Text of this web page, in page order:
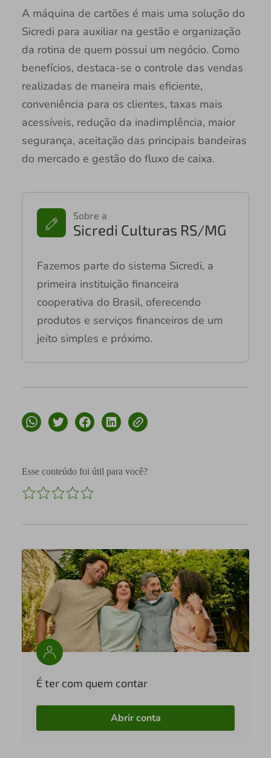
A máquina de cartões é mais uma solução do
Sicredi para auxiliar na gestão e organização
da rotina de quem possui um negócio. Como
benefícios, destaca-se o controle das vendas
realizadas de maneira mais eficiente,
conveniência para os clientes, taxas mais
acessíveis, redução da inadimplência, maior
segurança, aceitação das principais bandeiras
do mercado e gestão do fluxo de caixa.
Sobre a
Sicredi Culturas RS/MG
Fazemos parte do sistema Sicredi, a
primeira instituição financeira
cooperativa do Brasil, oferecendo
produtos e serviços financeiros de um
jeito simples e próximo.
Esse conteúdo foi útil para você?
É ter com quem contar
Abrir conta